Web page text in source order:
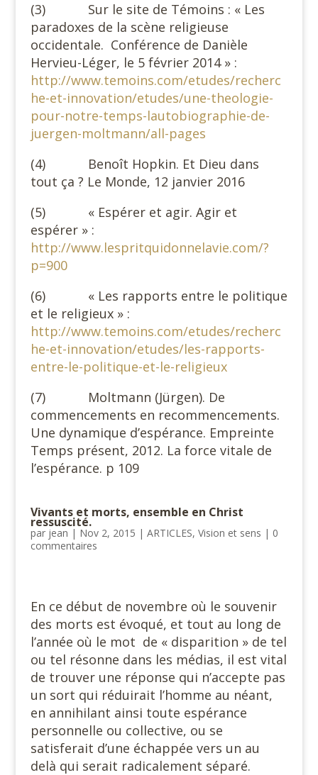
(3) Sur le site de Témoins : « Les
paradoxes de la scène religieuse
occidentale. Conférence de Danièle
Hervieu-Léger, le 5 février 2014 » :
http://www.temoins.com/etudes/recherc
he-et-innovation/etudes/une-theologie-
pour-notre-temps-lautobiographie-de-
juergen-moltmann/all-pages
(4) Benoît Hopkin. Et Dieu dans
tout ça ? Le Monde, 12 janvier 2016
(5) « Espérer et agir. Agir et
espérer » :
http://www.lespritquidonnelavie.com/?
p=900
(6) « Les rapports entre le politique
et le religieux » :
http://www.temoins.com/etudes/recherc
he-et-innovation/etudes/les-rapports-
entre-le-politique-et-le-religieux
(7) Moltmann (Jürgen). De
commencements en recommencements.
Une dynamique d’espérance. Empreinte
Temps présent, 2012. La force vitale de
l’espérance. p 109
Vivants et morts, ensemble en Christ
ressuscité.
par jean | Nov 2, 2015 | ARTICLES, Vision et sens | 0
commentaires
En ce début de novembre où le souvenir
des morts est évoqué, et tout au long de
l’année où le mot de « disparition » de tel
ou tel résonne dans les médias, il est vital
de trouver une réponse qui n’accepte pas
un sort qui réduirait l’homme au néant,
en annihilant ainsi toute espérance
personnelle ou collective, ou se
satisferait d’une échappée vers un au
delà qui serait radicalement séparé.